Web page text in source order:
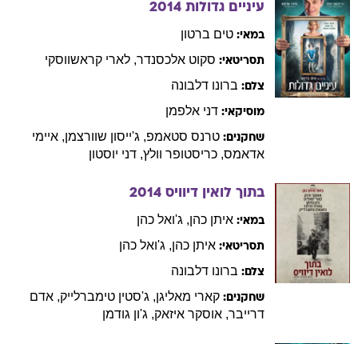
עיניים גדולות 2014
במאי: טים ברטון
תסריטאי: סקוט אלכסנדר, לארי קראשווסקי
צלם: ברונו דלבונה
מוסיקאי: דני אלפמן
שחקנים: טרנס סטאמפ, ג'ייסון שוורצמן, איימי
אדאמס, כריסטופר וולץ, דני יוסטון
בתוך לואין דיוויס 2014
במאי: איתן כהן, ג'ואל כהן
תסריטאי: איתן כהן, ג'ואל כהן
צלם: ברונו דלבונה
שחקנים: קארי מאליגן, ג'סטין טימברלייק, אדם
דרייבר, אוסקר איזאק, ג'ון גודמן